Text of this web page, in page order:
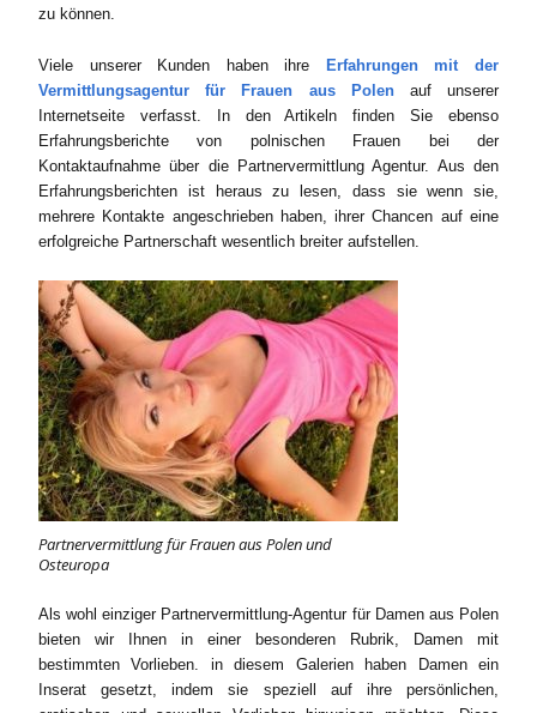
zu können.
Viele unserer Kunden haben ihre
Erfahrungen mit der
Vermittlungsagentur für Frauen aus Polenauf unserer
Internetseite verfasst. In den Artikeln finden Sie ebenso
Erfahrungsberichte von polnischen Frauen bei der
Kontaktaufnahme über die Partnervermittlung Agentur. Aus den
Erfahrungsberichten ist heraus zu lesen, dass sie wenn sie,
mehrere Kontakte angeschrieben haben, ihrer Chancen auf eine
erfolgreiche Partnerschaft wesentlich breiter aufstellen.
Partnervermittlung für Frauen aus Polen und
Osteuropa
Als wohl einziger Partnervermittlung-Agentur für Damen aus Polen
bieten wir Ihnen in einer besonderen Rubrik, Damen mit
bestimmten Vorlieben. in diesem Galerien haben Damen ein
Inserat gesetzt, indem sie speziell auf ihre persönlichen,